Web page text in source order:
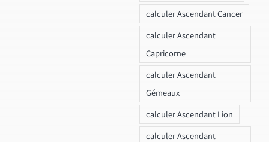
calculer Ascendant Cancer
calculer Ascendant
Capricorne
calculer Ascendant
Gémeaux
calculer Ascendant Lion
calculer Ascendant